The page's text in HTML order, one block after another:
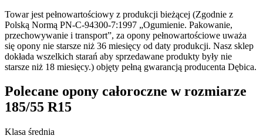
Towar jest pełnowartościowy z produkcji bieżącej (Zgodnie z
Polską Normą PN-C-94300-7:1997 „Ogumienie. Pakowanie,
przechowywanie i transport”, za opony pełnowartościowe uważa
się opony nie starsze niż 36 miesięcy od daty produkcji. Nasz sklep
dokłada wszelkich starań aby sprzedawane produkty były nie
starsze niż 18 miesięcy.) objęty pełną gwarancją producenta Dębica.
Polecane opony całoroczne w rozmiarze
185/55 R15
Klasa średnia